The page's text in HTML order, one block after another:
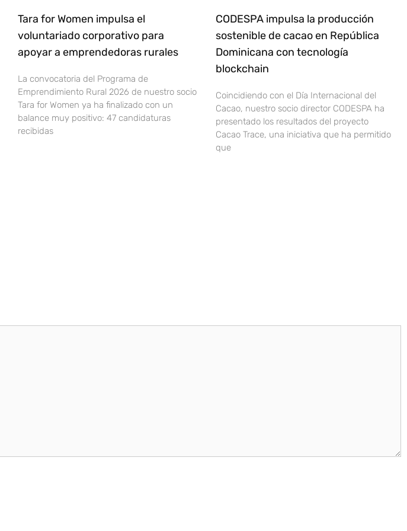
Tara for Women impulsa el
voluntariado corporativo para
apoyar a emprendedoras rurales
La convocatoria del Programa de
Emprendimiento Rural 2026 de nuestro socio
Tara for Women ya ha finalizado con un
balance muy positivo: 47 candidaturas
recibidas
CODESPA impulsa la producción
sostenible de cacao en República
Dominicana con tecnología
blockchain
Coincidiendo con el Día Internacional del
Cacao, nuestro socio director CODESPA ha
presentado los resultados del proyecto
Cacao Trace, una iniciativa que ha permitido
que